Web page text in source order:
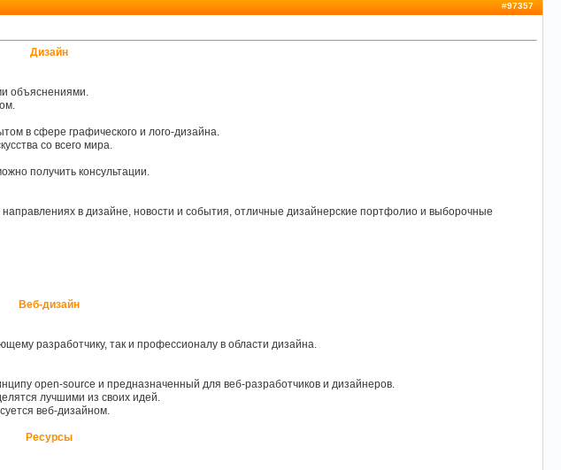
#97357
Дизайн
объяснениями.
в сфере графического и лого-дизайна.
со всего мира.
получить консультации.
в дизайне, новости и события, отличные дизайнерские портфолио и выборочные
Веб-дизайн
разработчику, так и профессионалу в области дизайна.
open-source и предназначенный для веб-разработчиков и дизайнеров.
лучшими из своих идей.
веб-дизайном.
Ресурсы